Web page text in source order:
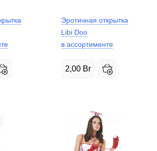
Эротичная открытка
Libi Doo
в ассортименте
2,00 Br